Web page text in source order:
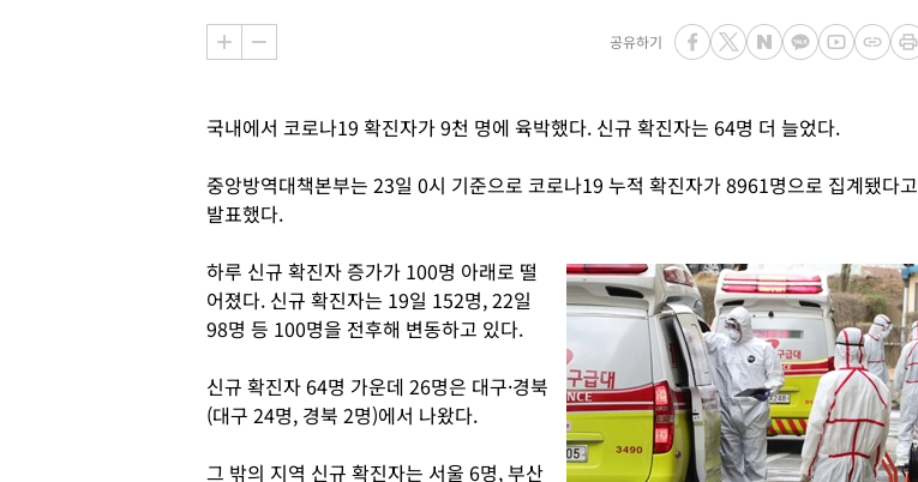
공유하기
국내에서 코로나19 확진자가 9천 명에 육박했다. 신규 확진자는 64명 더 늘었다.
중앙방역대책본부는 23일 0시 기준으로 코로나19 누적 확진자가 8961명으로 집계됐다고
발표했다.
하루 신규 확진자 증가가 100명 아래로 떨
어졌다. 신규 확진자는 19일 152명, 22일
98명 등 100명을 전후해 변동하고 있다.
신규 확진자 64명 가운데 26명은 대구·경북
(대구 24명, 경북 2명)에서 나왔다.
그 밖의 지역 신규 확진자는 서울 6명, 부산